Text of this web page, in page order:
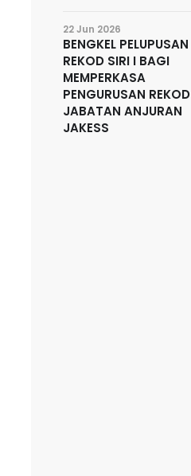
22 Jun 2026
BENGKEL PELUPUSAN
REKOD SIRI I BAGI
MEMPERKASA
PENGURUSAN REKOD
JABATAN ANJURAN
JAKESS